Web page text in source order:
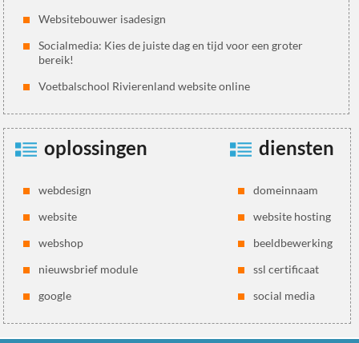
Websitebouwer isadesign
Socialmedia: Kies de juiste dag en tijd voor een groter
bereik!
Voetbalschool Rivierenland website online
oplossingen
webdesign
website
webshop
nieuwsbrief module
google
diensten
domeinnaam
website hosting
beeldbewerking
ssl certificaat
social media